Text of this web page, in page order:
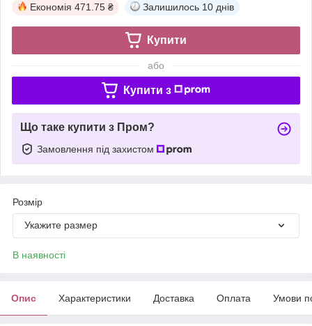
Економія 471.75 ₴ Залишилось 10 днів
Купити
або
Купити з
Що таке купити з Пром?
Замовлення під захистом
Розмір
Укажите размер
В наявності
Опис Характеристики Доставка Оплата Умови